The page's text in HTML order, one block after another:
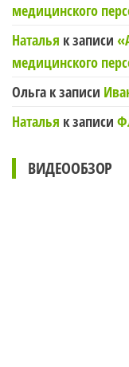
медицинского
Наталья к записи
медицинского
Ольга к записи
Наталья к записи
ВИДЕООБЗОР